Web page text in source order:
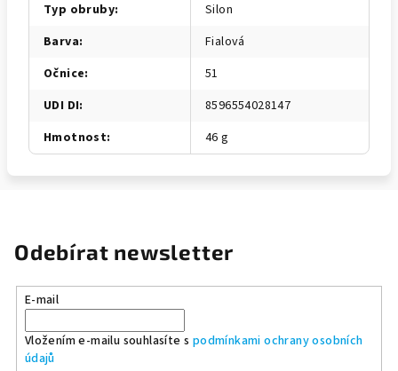
Typ obruby:
Silon
Barva:
Fialová
Očnice:
51
UDI DI:
8596554028147
Hmotnost: 46 g
Odebírat newsletter
E-mail
Vložením e-mailu souhlasíte s podmínkami ochrany osobních
údajů